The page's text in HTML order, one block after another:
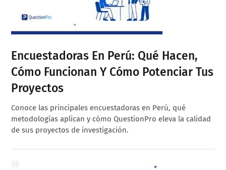
Encuestadoras En Perú: Qué Hacen,
Cómo Funcionan Y Cómo Potenciar Tus
Proyectos
Conoce las principales encuestadoras en Perú, qué
metodologías aplican y cómo QuestionPro eleva la calidad
de sus proyectos de investigación.